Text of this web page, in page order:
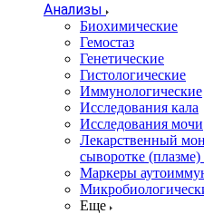
Анализы
Биохимические
Гемостаз
Генетические
Гистологические
Иммунологические
Исследования кала
Исследования мочи
Лекарственный
сыворотке (плазме)
Маркеры
Еще